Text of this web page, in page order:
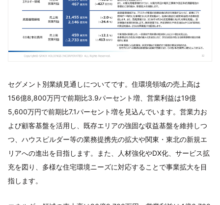
セグメント別業績見通しについてです。住環境領域の売上高は
156億8,800万円で前期比3.9パーセント増、営業利益は19億
5,600万円で前期比7.1パーセント増を見込んでいます。営業力お
よび顧客基盤を活用し、既存エリアの強固な収益基盤を維持しつ
つ、ハウスビルダー等の業務提携先の拡大や関東・東北の新規エ
リアへの進出を目指します。また、人材強化やDX化、サービス拡
充を図り、多様な住宅環境ニーズに対応することで事業拡大を目
指します。